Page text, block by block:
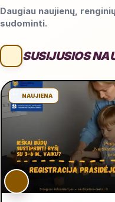
Daugiau naujienų,
sudominti.
SUSIJUSIOS
NAUJIENA